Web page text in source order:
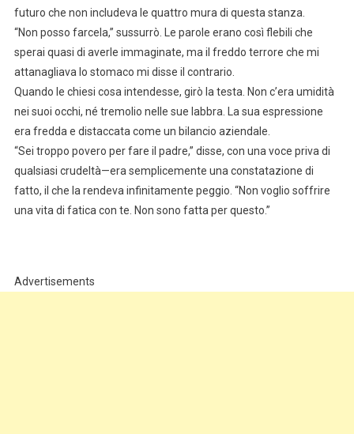
futuro che non includeva le quattro mura di questa stanza.
“Non posso farcela,” sussurrò. Le parole erano così flebili che
sperai quasi di averle immaginate, ma il freddo terrore che mi
attanagliava lo stomaco mi disse il contrario.
Quando le chiesi cosa intendesse, girò la testa. Non c’era umidità
nei suoi occhi, né tremolio nelle sue labbra. La sua espressione
era fredda e distaccata come un bilancio aziendale.
“Sei troppo povero per fare il padre,” disse, con una voce priva di
qualsiasi crudeltà—era semplicemente una constatazione di
fatto, il che la rendeva infinitamente peggio. “Non voglio soffrire
una vita di fatica con te. Non sono fatta per questo.”
Advertisements